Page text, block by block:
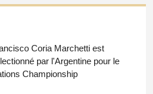
Coria Marchetti est
par l'Argentine pour le
Championship